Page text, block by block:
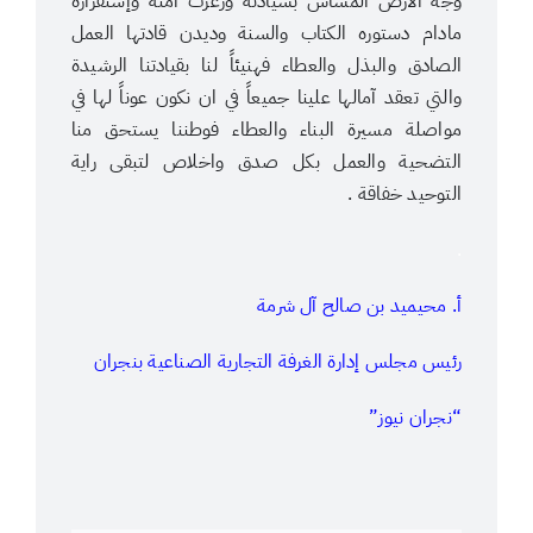
مادام دستوره الكتاب والسنة وديدن قادتها العمل
الصادق والبذل والعطاء فهنيئاً لنا بقيادتنا الرشيدة
والتي تعقد آمالها علينا جميعاً في ان نكون عوناً لها في
مواصلة مسيرة البناء والعطاء فوطننا يستحق منا
التضحية والعمل بكل صدق واخلاص لتبقى راية
التوحيد خفاقة .
أ. محيميد بن صالح آل شرمة
رئيس مجلس إدارة الغرفة التجارية الصناعية بنجران
“نجران نيوز”